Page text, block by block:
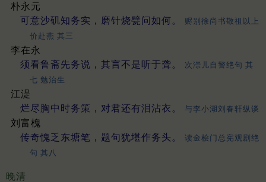
朴永元
可意沙矶知务实，磨针烧甓问如何。
赆别徐尚书敬祖以上
价赴燕 其三
李在永
须看鲁斋先务说，其言不是听于聋。
次漴儿自警绝句 其
七 勉治生
江湜
烂尽胸中时务策，对君还有泪沾衣。
与李小湖刘春轩纵谈
刘富槐
传奇愧乏东塘笔，题句犹堪作务头。
读金桧门总宪观剧绝
句 其八
晚清